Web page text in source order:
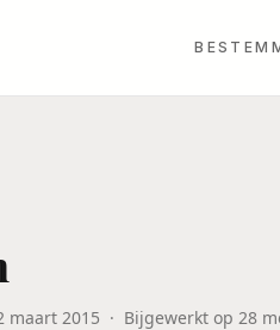
maart 2015 · Bijgewerkt op 28